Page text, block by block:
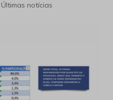
Últimas notícias